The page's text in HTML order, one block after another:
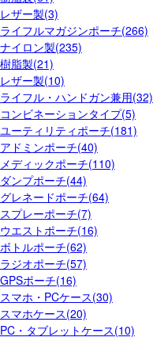
レザー製(3)
ライフルマガジンポーチ(266)
ナイロン製(235)
樹脂製(21)
レザー製(10)
ライフル・ハンドガン兼用(32)
コンビネーションタイプ(5)
ユーティリティポーチ(181)
アドミンポーチ(40)
メディックポーチ(110)
ダンプポーチ(44)
グレネードポーチ(64)
スプレーポーチ(7)
ウエストポーチ(16)
ボトルポーチ(62)
ラジオポーチ(57)
GPSポーチ(16)
スマホ・PCケース(30)
スマホケース(20)
PC・タブレットケース(10)